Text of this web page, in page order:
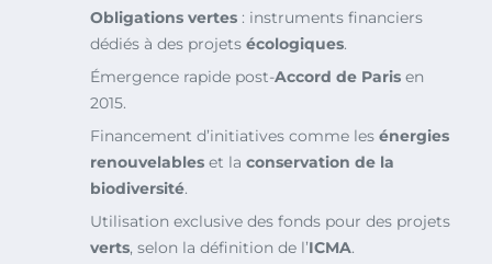
Obligations vertes : instruments financiers
dédiés à des projets écologiques.
Émergence rapide post-Accord de Paris en
2015.
Financement d’initiatives comme les énergies
renouvelables et la conservation de la
biodiversité.
Utilisation exclusive des fonds pour des projets
verts, selon la définition de l’ICMA.